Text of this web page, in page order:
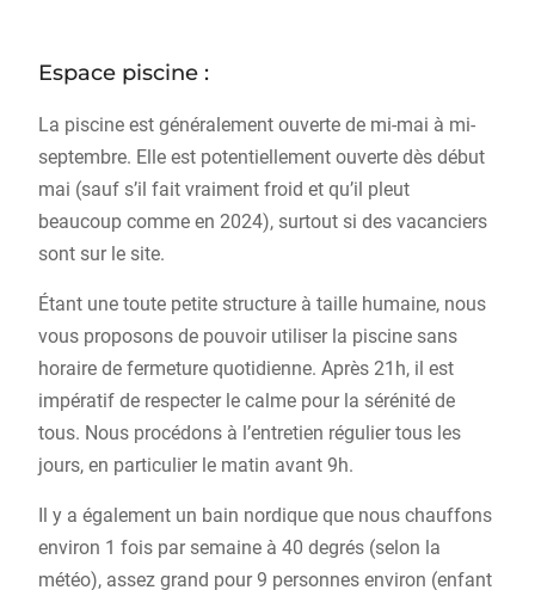
Espace piscine :
La piscine est généralement ouverte de mi-mai à mi-
septembre. Elle est potentiellement ouverte dès début
mai (sauf s’il fait vraiment froid et qu’il pleut
beaucoup comme en 2024), surtout si des vacanciers
sont sur le site.
Étant une toute petite structure à taille humaine, nous
vous proposons de pouvoir utiliser la piscine sans
horaire de fermeture quotidienne. Après 21h, il est
impératif de respecter le calme pour la sérénité de
tous. Nous procédons à l’entretien régulier tous les
jours, en particulier le matin avant 9h.
Il y a également un bain nordique que nous chauffons
environ 1 fois par semaine à 40 degrés (selon la
météo), assez grand pour 9 personnes environ (enfant